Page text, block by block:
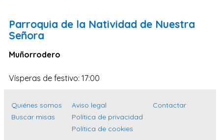
Santa Cruz de Tenerife
Las Palmas
Parroquia de la Natividad de Nuestra
Señora
Muñorrodero
Vísperas de festivo: 17:00
Quiénes somos
Buscar misas
Aviso legal
Política de privacidad
Política de cookies
Contactar